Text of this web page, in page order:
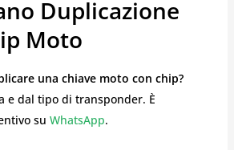
Duplicazione
Moto
una chiave moto con chip?
e dal tipo di transponder. È
su WhatsApp.